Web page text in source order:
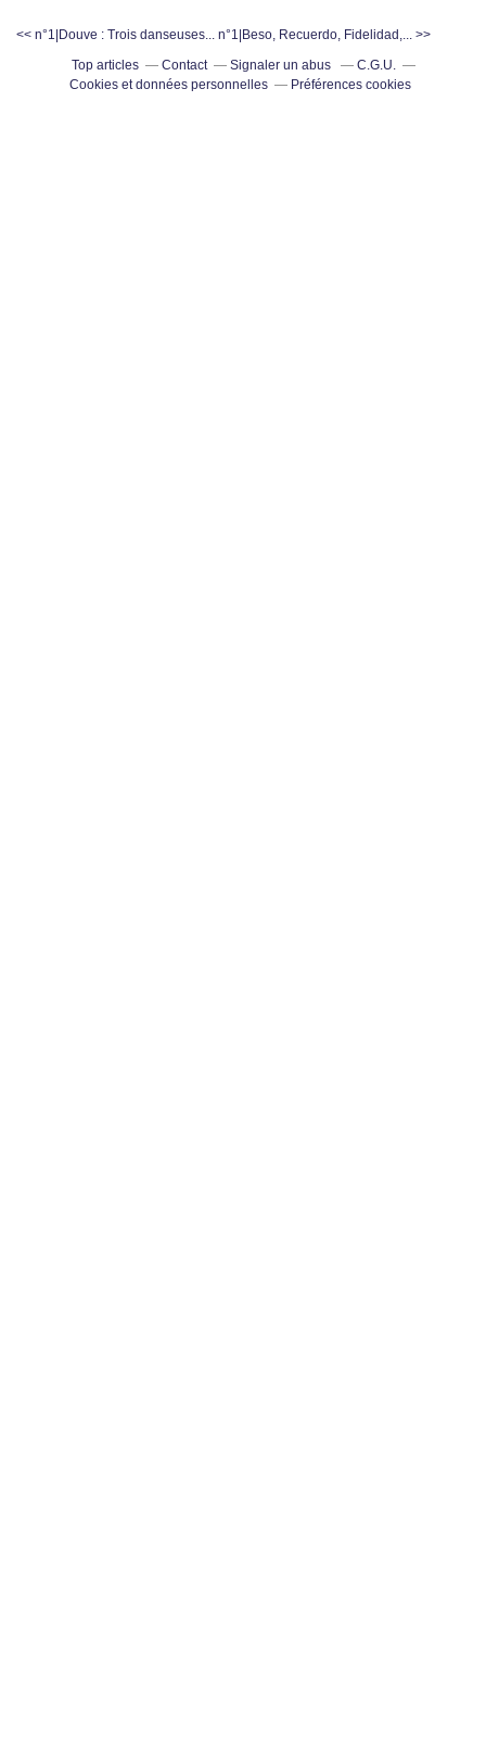
<< n°1|Douve : Trois danseuses... n°1|Beso, Recuerdo, Fidelidad,... >>
Top articles
Contact Signaler un abus
C.G.U.
Cookies et données personnelles
Préférences cookies